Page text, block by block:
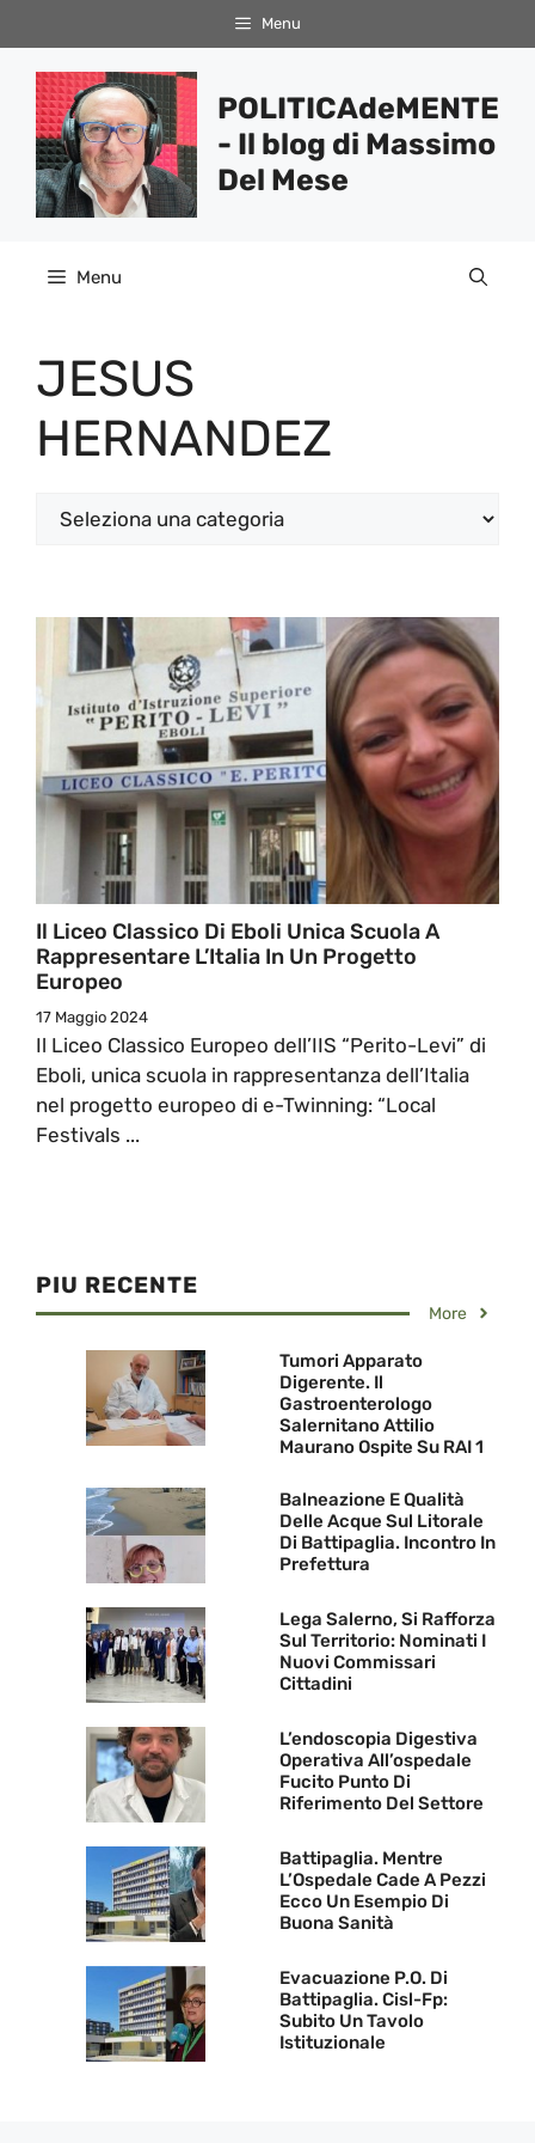
al
contenuto
Menu
POLITICAdeMENTE
- Il blog di Massimo
Del Mese
Menu
JESUS
HERNANDEZ
Categorie
Il Liceo Classico Di Eboli Unica Scuola A
Rappresentare L’Italia In Un Progetto
Europeo
17 Maggio 2024
Il Liceo Classico Europeo dell’IIS “Perito-Levi” di
Eboli, unica scuola in rappresentanza dell’Italia
nel progetto europeo di e-Twinning: “Local
Festivals ...
PIU RECENTE
More
Tumori Apparato
Digerente. Il
Gastroenterologo
Salernitano Attilio
Maurano Ospite Su RAI 1
Balneazione E Qualità
Delle Acque Sul Litorale
Di Battipaglia. Incontro In
Prefettura
Lega Salerno, Si Rafforza
Sul Territorio: Nominati I
Nuovi Commissari
Cittadini
L’endoscopia Digestiva
Operativa All’ospedale
Fucito Punto Di
Riferimento Del Settore
Battipaglia. Mentre
L’Ospedale Cade A Pezzi
Ecco Un Esempio Di
Buona Sanità
Evacuazione P.O. Di
Battipaglia. Cisl-Fp:
Subito Un Tavolo
Istituzionale